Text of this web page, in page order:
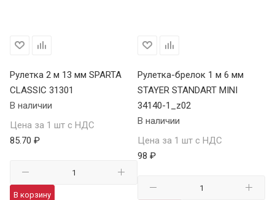
Рулетка 2 м 13 мм SPARTA
CLASSIC 31301
В наличии
Цена за 1 шт с НДС
85.70 ₽
В корзину
Рулетка-брелок 1 м 6 мм
STAYER STANDART MINI
34140-1_z02
В наличии
Цена за 1 шт с НДС
98 ₽